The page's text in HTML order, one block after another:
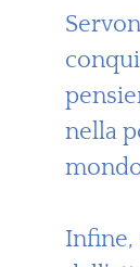
nella
Infine,